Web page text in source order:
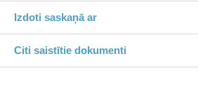
Izdoti saskaņā ar
Citi saistītie dokumenti